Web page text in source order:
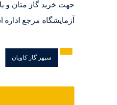
جهت خرید گاز متان و
آزمایشگاه مرجع اداره
سپهر گاز کاویان